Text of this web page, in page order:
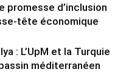
promesse d’inclusion
tête économique
: L’UpM et la Turquie
méditerranéen